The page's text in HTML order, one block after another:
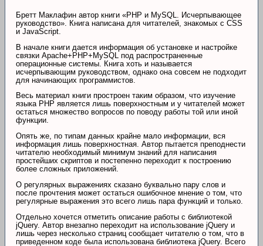
Бретт Маклафин автор книги «PHP и MySQL. Исчерпывающее
руководство». Книга написана для читателей, знакомых с CSS
и JavaScript.
В начале книги дается информация об установке и настройке
связки Apache+PHP+MySQL под распространенные
операционные системы. Книга хоть и называется
исчерпывающим руководством, однако она совсем не подходит
для начинающих программистов.
Весь материал книги простроен таким образом, что изучение
языка PHP является лишь поверхностным и у читателей может
остаться множество вопросов по поводу работы той или иной
функции.
Опять же, по типам данных крайне мало информации, вся
информация лишь поверхностная. Автор пытается преподнести
читателю необходимый минимум знаний для написания
простейших скриптов и постепенно переходит к построению
более сложных приложений.
О регулярных выражениях сказано буквально пару слов и
после прочтения может остаться ошибочное мнение о том, что
регулярные выражения это всего лишь пара функций и только.
Отдельно хочется отметить описание работы с библиотекой
jQuery. Автор внезапно переходит на использование jQuery и
лишь через несколько страниц сообщает читателю о том, что в
приведенном коде была использована библиотека jQuery. Всего